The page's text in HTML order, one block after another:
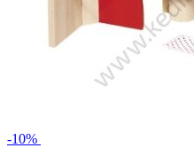
-10%